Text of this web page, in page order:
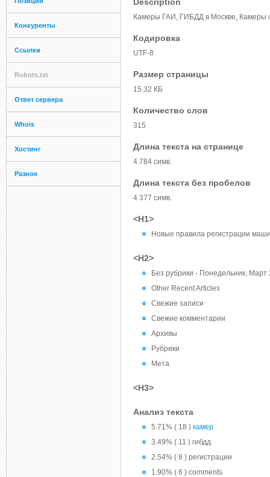
Конкуренты
Ссылки
Robots.txt
Ответ сервера
Whois
Хостинг
Разное
Камеры ГАИ, ГИБДД в Москве, Камеры
Кодировка
UTF-8
Размер страницы
15.32 КБ
Количество слов
315
Длина текста на странице
4 784 симв.
Длина текста без пробелов
4 377 симв.
<H1>
Новые правила регистрации
<H2>
Без рубрики - Понедельник,
Other Recent Articles
Свежие записи
Свежие комментарии
Архивы
Рубрики
Мета
<H3>
Анализ текста
5.71% ( 18 ) камер
3.49% ( 11 ) гибдд
2.54% ( 8 ) регистрации
1.90% ( 6 ) comments